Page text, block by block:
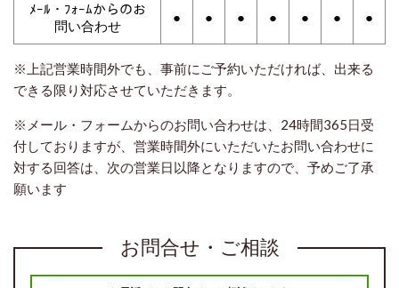
ﾒｰﾙ・ﾌｫｰﾑからのお
問い合わせ
● ● ● ● ● ● ●
※上記営業時間外でも、事前にご予約いただければ、出来る
できる限り対応させていただきます。
※メール・フォームからのお問い合わせは、24時間365日受
付しておりますが、 営業時間外にいただいたお問い合わせに
対する回答は、次の営業日以降となりますので、予めご了承
願います
お問合せ・ご相談